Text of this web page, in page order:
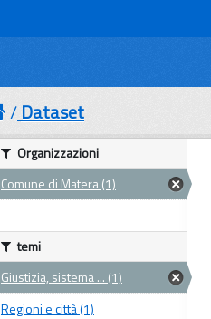
Dataset
Organizzazioni
Comune di Matera (1)
temi
Giustizia, sistema ... (1)
Regioni e città (1)